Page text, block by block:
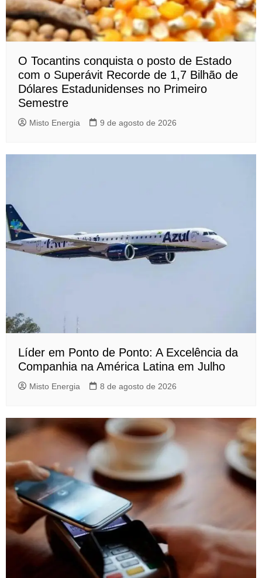
O Tocantins conquista o posto de Estado
com o Superávit Recorde de 1,7 Bilhão de
Dólares Estadunidenses no Primeiro
Semestre
Misto Energia 9 de agosto de 2026
Líder em Ponto de Ponto: A Excelência da
Companhia na América Latina em Julho
Misto Energia 8 de agosto de 2026